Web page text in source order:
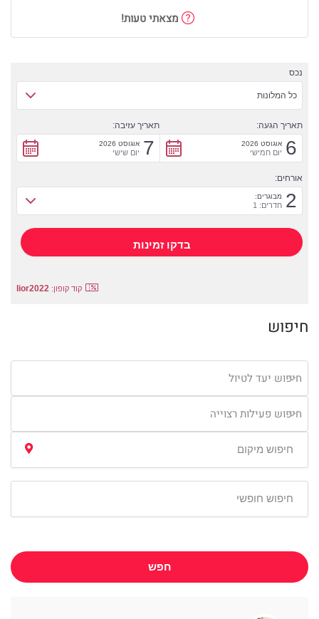
מצאתי טעות!
נכס
כל המלונות
תאריך הגעה:
6 אוגוסט 2026
יום חמישי
תאריך עזיבה:
7 אוגוסט 2026
יום שישי
אורחים:
2 מבוגרים:
חדרים: 1
קוד קופון: lior2022
חיפוש
חיפוש יעד לטיול
חיפוש פעילות רצוייה
חפש